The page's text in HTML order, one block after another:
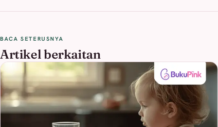
BACA SETERUSNYA
Artikel berkaitan